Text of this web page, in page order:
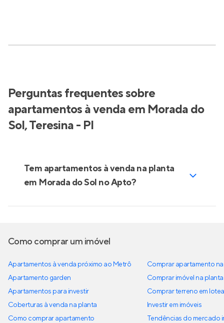
Perguntas frequentes sobre
apartamentos à venda em Morada do
Sol, Teresina - PI
Tem apartamentos à venda na planta
em Morada do Sol no Apto?
Como comprar um imóvel
Apartamentos à venda próximo ao Metrô
Apartamento garden
Apartamentos para investir
Coberturas à venda na planta
Como comprar apartamento
Comprar apartamento
Comprar imóvel na planta
Comprar terreno em
Investir em imóveis
Tendências do mercado